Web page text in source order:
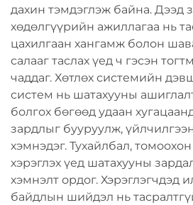
дахин тэмдэглэж байна. Дээд
хөдөлгүүрийн ажиллагаа нь
цахилгаан хангамж болон
салааг таслах үед ч гэсэн
чаддаг. Хөтлөх системийн
систем нь шатахууны
болгох бөгөөд удаан
зардлыг бууруулж,
хэмнэдэг. Тухайлбал,
хэрэглэх үед шатахууны
хэмнэлт ордог. Хэрэглэгчдэд
байдлын шийдэл нь